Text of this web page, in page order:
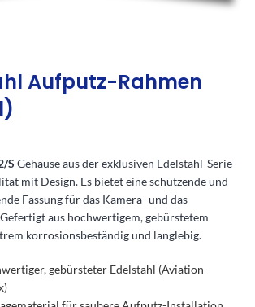
Aufputz-Rahmen
S Gehäuse aus der exklusiven Edelstahl-Serie
mit Design. Es bietet eine schützende und
Fassung für das Kamera- und das
aus hochwertigem, gebürstetem
korrosionsbeständig und langlebig.
gebürsteter Edelstahl (Aviation-